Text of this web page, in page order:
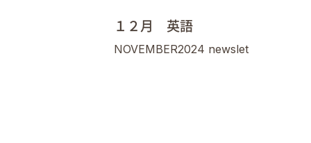
１２月 英語
NOVEMBER2024 newslet